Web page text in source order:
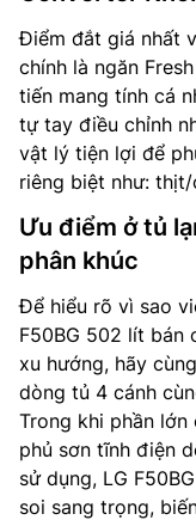
Điểm đắt giá nhất
chính là ngăn
tiến mang tính cá
tự tay điều chỉnh
vật lý tiện lợi để
riêng biệt như:
Ưu điểm ở tủ
phân khúc
Để hiểu rõ vì sao
F50BG 502 lít bán
xu hướng, hãy
dòng tủ 4 cánh
Trong khi phần
phủ sơn tĩnh điện
sử dụng, LG
soi sang trọng,